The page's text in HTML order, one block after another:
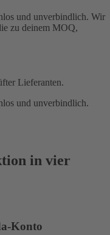
und unverbindlich. Wir
zu deinem MOQ,
Lieferanten.
und unverbindlich.
in vier
Konto